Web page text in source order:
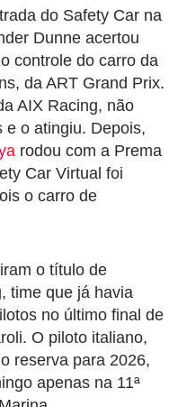
do Safety Car na
Dunne acertou
controle do carro da
da ART Grand Prix.
AIX Racing, não
e o atingiu. Depois,
rodou com a Prema
Car Virtual foi
o carro de
o título de
time que já havia
no último final de
O piloto italiano,
reserva para 2026,
apenas na 11ª